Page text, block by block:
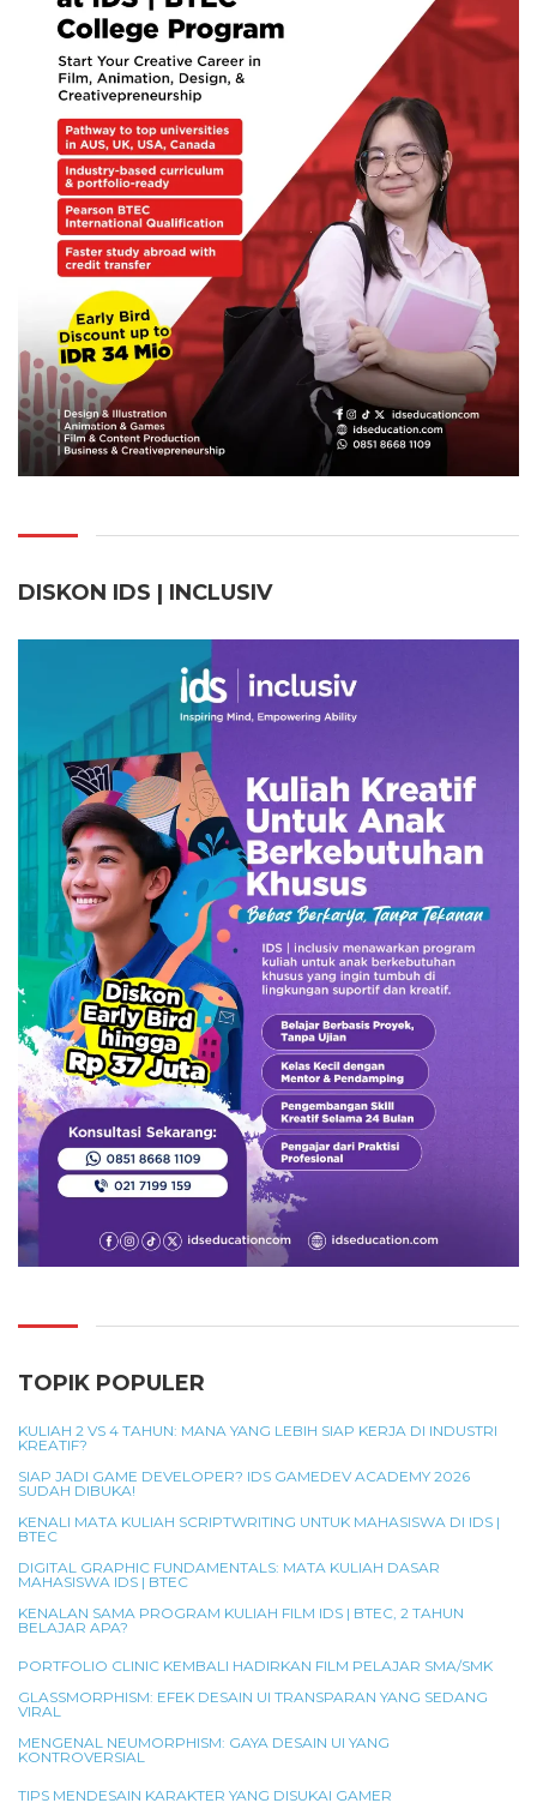
DISKON IDS | INCLUSIV
TOPIK POPULER
KULIAH 2 VS 4 TAHUN: MANA YANG LEBIH SIAP KERJA DI INDUSTRI
KREATIF?
SIAP JADI GAME DEVELOPER? IDS GAMEDEV ACADEMY 2026
SUDAH DIBUKA!
KENALI MATA KULIAH SCRIPTWRITING UNTUK MAHASISWA DI IDS |
BTEC
DIGITAL GRAPHIC FUNDAMENTALS: MATA KULIAH DASAR
MAHASISWA IDS | BTEC
KENALAN SAMA PROGRAM KULIAH FILM IDS | BTEC, 2 TAHUN
BELAJAR APA?
PORTFOLIO CLINIC KEMBALI HADIRKAN FILM PELAJAR SMA/SMK
GLASSMORPHISM: EFEK DESAIN UI TRANSPARAN YANG SEDANG
VIRAL
MENGENAL NEUMORPHISM: GAYA DESAIN UI YANG
KONTROVERSIAL
TIPS MENDESAIN KARAKTER YANG DISUKAI GAMER